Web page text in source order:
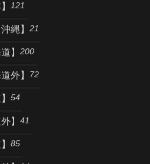
121
縄】 21
】 200
外】 72
54
】 41
85